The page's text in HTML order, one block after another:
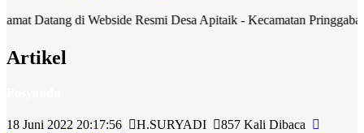
di Webside Resmi Desa Apitaik - Kecamatan Pringgabaya
Artikel
18 Juni 2022 20:17:56 H.SURYADI
857 Kali Dibaca